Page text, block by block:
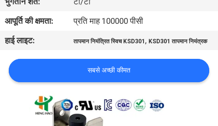
नियंत्रण
हमसे
संपर्क
करें
समाचार
आपूर्ति की क्षमता:
प्रति माह 100000 पीसी
हाई लाइट:
तापमान नियंत्रित स्विच KSD301 , KSD301 तापमान नियंत्रक
सबसे अच्छी कीमत